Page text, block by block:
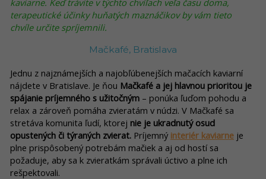
kaviarne. Keď trávite v týchto chvíľach veľa času doma,
terapeutické účinky huňatých maznáčikov by vám tieto
chvíle určite spríjemnili.
Mačkafé, Bratislava
Jednu z najznámejších a najobľúbenejších mačacích kaviarní
nájdete v Bratislave. Je ňou Mačkafé a jej hlavnou prioritou je
spájanie príjemného s užitočným – ponúka ľuďom pohodu a
relax a zároveň pomáha zvieratám v núdzi. V Mačkafé sa
stretáva komunita ľudí, ktorej nie je ukradnutý osud
opustených či týraných zvierat. Príjemný interiér kaviarne je
plne prispôsobený potrebám mačiek a aj od hostí sa
požaduje, aby sa k zvieratkám správali úctivo a plne ich
rešpektovali.